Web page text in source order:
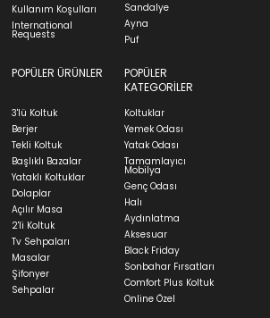
SUBMIT
fast. This look-up is an
stock might be available but
it'll be there for long.
gerekmektedir.
ve Değişim bölümünü ziyaret ediniz.
kargoya verilme süresi
günüdür.
teslim süresi yaşadığınız şehre
göre ortalama 5-24 iş
grubu ürün siparişlerinizin teslim
şehre ve ürünün stok durumuna
45 iş günüdür.
sürecinizi takip edebilirsiniz.
Sorulan Sorularbölümünü ziyaret
sizleri bilgilendireceğiz.
Kapat
Kullanım Koşulları
International
Requests
Sandalye
Ayna
Puf
POPÜLER ÜRÜNLER
3'lü Koltuk
Berjer
Tekli Koltuk
Başlıklı Bazalar
Yataklı Koltuklar
Dolaplar
Açılır Masa
2'li Koltuk
Tv Sehpaları
Masalar
Şifonyer
Sehpalar
POPÜLER
KATEGORİLER
Koltuklar
Yemek Odası
Yatak Odası
Tamamlayıcı
Mobilya
Genç Odası
Halı
Aydınlatma
Aksesuar
Black Friday
Sonbahar Fırsatları
Comfort Plus Koltuk
Online Özel